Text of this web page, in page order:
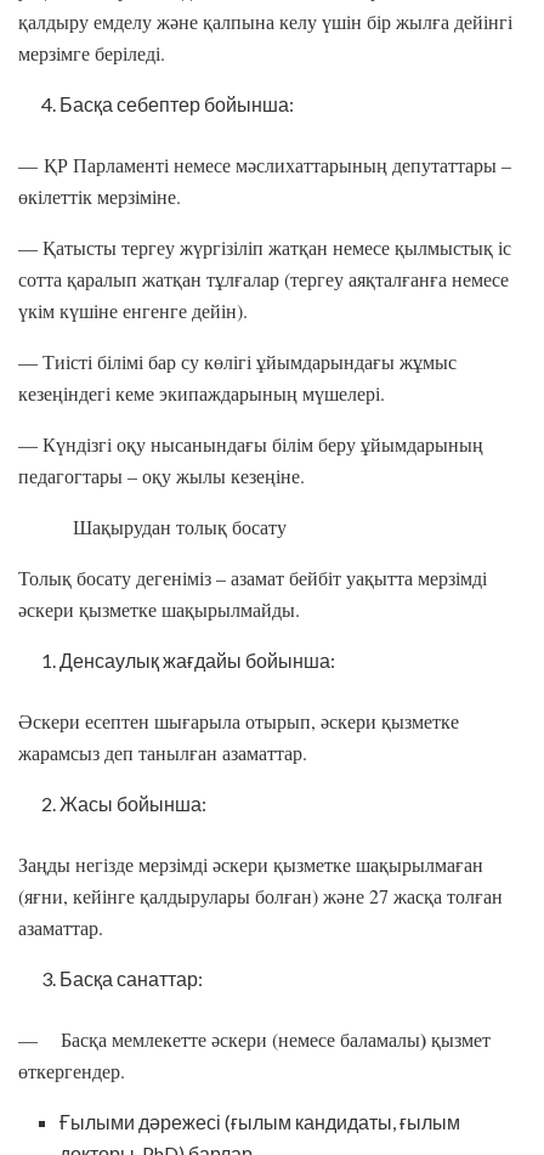
қалдыру емделу және қалпына келу үшін бір жылға дейінгі
мерзімге беріледі.
Басқа себептер бойынша:
— ҚР Парламенті немесе мәслихаттарының депутаттары –
өкілеттік мерзіміне.
— Қатысты тергеу жүргізіліп жатқан немесе қылмыстық іс
сотта қаралып жатқан тұлғалар (тергеу аяқталғанға немесе
үкім күшіне енгенге дейін).
— Тиісті білімі бар су көлігі ұйымдарындағы жұмыс
кезеңіндегі кеме экипаждарының мүшелері.
— Күндізгі оқу нысанындағы білім беру ұйымдарының
педагогтары – оқу жылы кезеңіне.
Шақырудан толық босату
Толық босату дегеніміз – азамат бейбіт уақытта мерзімді
әскери қызметке шақырылмайды.
Денсаулық жағдайы бойынша:
Әскери есептен шығарыла отырып, әскери қызметке
жарамсыз деп танылған азаматтар.
Жасы бойынша:
Заңды негізде мерзімді әскери қызметке шақырылмаған
(яғни, кейінге қалдырулары болған) және 27 жасқа толған
азаматтар.
Басқа санаттар:
— Басқа мемлекетте әскери (немесе баламалы)қызмет
өткергендер.
Ғылыми дәрежесі (ғылым кандидаты, ғылым